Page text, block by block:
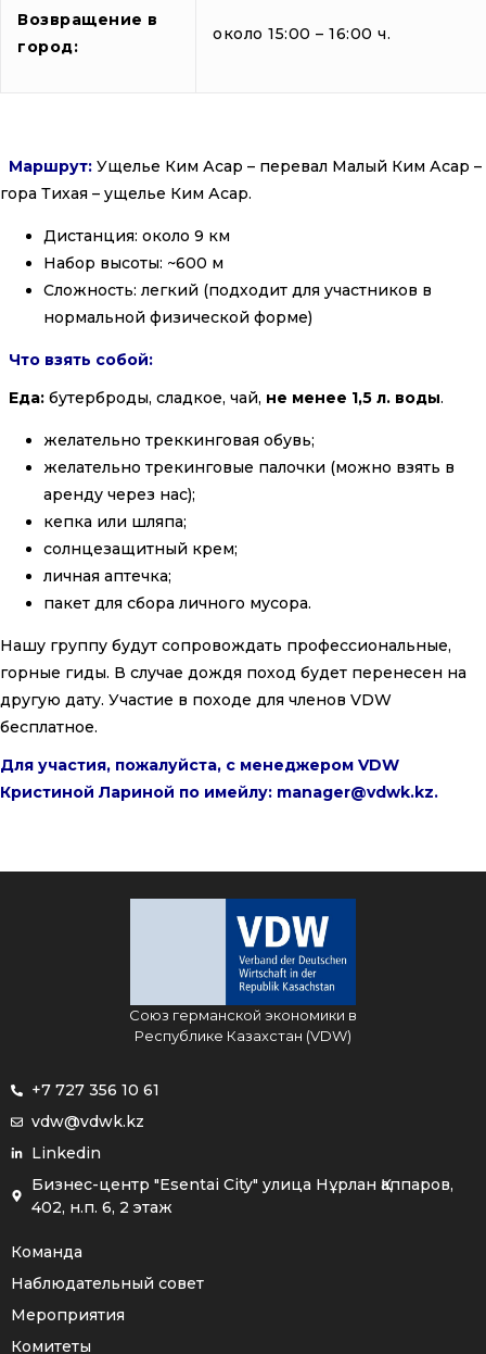
Возвращение в
город:
около 15:00 – 16:00 ч.
Маршрут: Ущелье Ким Асар – перевал Малый Ким Асар –
гора Тихая – ущелье Ким Асар.
Дистанция: около 9 км
Набор высоты: ~600 м
Сложность: легкий (подходит для участников в
нормальной физической форме)
Что взять собой:
Еда: бутерброды, сладкое, чай, не менее 1,5 л. воды.
желательно треккинговая обувь;
желательно трекинговые палочки (можно взять в
аренду через нас);
кепка или шляпа;
солнцезащитный крем;
личная аптечка;
пакет для сбора личного мусора.
Нашу группу будут сопровождать профессиональные,
горные гиды. В случае дождя поход будет перенесен на
другую дату. Участие в походе для членов VDW
бесплатное.
Для участия, пожалуйста, с менеджером VDW
Кристиной Лариной по имейлу: manager@vdwk.kz.
Союз германской экономики в
Республике Казахстан (VDW)
+7 727 356 10 61
vdw@vdwk.kz
Linkedin
Бизнес-центр "Esentai City" улица Нұрлан Қаппаров,
402, н.п. 6, 2 этаж
Команда
Наблюдательный совет
Мероприятия
Комитеты